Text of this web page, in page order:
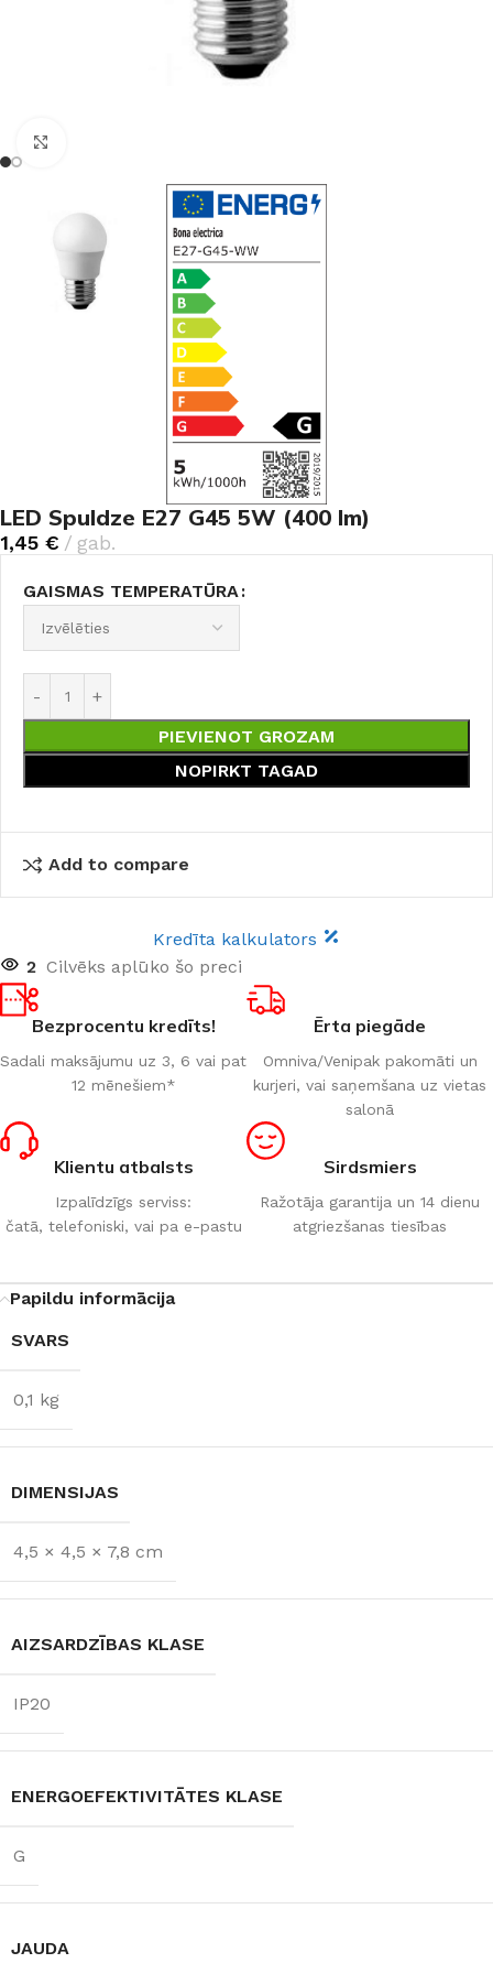
LED Spuldze E27 G45 5W (400 lm)
1,45 € gab.
GAISMAS TEMPERATŪRA
PIEVIENOT GROZAM
NOPIRKT TAGAD
Add to compare
Kredīta kalkulators
2 Cilvēks aplūko šo preci
Bezprocentu kredīts!
Sadali maksājumu uz 3, 6 vai pat
12 mēnešiem*
Ērta piegāde
Omniva/Venipak pakomāti un
kurjeri, vai saņemšana uz vietas
salonā
Klientu atbalsts
Izpalīdzīgs serviss:
čatā, telefoniski, vai pa e-pastu
Sirdsmiers
Ražotāja garantija un 14 dienu
atgriezšanas tiesības
Papildu informācija
SVARS
0,1 kg
DIMENSIJAS
4,5 × 4,5 × 7,8 cm
AIZSARDZĪBAS KLASE
IP20
ENERGOEFEKTIVITĀTES KLASE
G
JAUDA